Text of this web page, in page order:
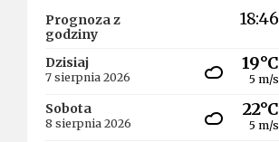
Prognoza z
godziny
18:46
Dzisiaj
7 sierpnia 2026
19°C
5 m/s
Sobota
8 sierpnia 2026
22°C
5 m/s